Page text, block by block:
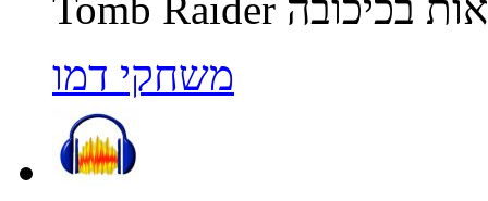
משחקי דמו